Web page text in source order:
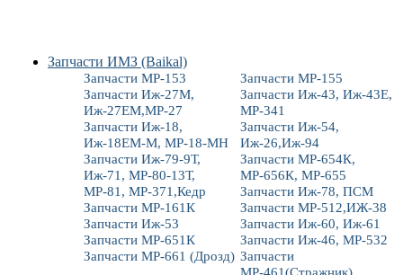
Запчасти ИМЗ (Baikal)
Запчасти МР-153
Запчасти МР-155
Запчасти Иж-27М,
Иж-27ЕМ,МР-27
Запчасти Иж-43, Иж-43Е,
МР-341
Запчасти Иж-18,
Иж-18ЕМ-М, МР-18-МН
Запчасти Иж-54,
Иж-26,Иж-94
Запчасти Иж-79-9Т,
Иж-71, МР-80-13Т,
МР-81, МР-371,Кедр
Запчасти МР-654К,
МР-656К, МР-655
Запчасти Иж-78, ПСМ
Запчасти МР-161К
Запчасти МР-512,ИЖ-38
Запчасти Иж-53
Запчасти Иж-60, Иж-61
Запчасти МР-651К
Запчасти Иж-46, МР-532
Запчасти МР-661 (Дрозд) Запчасти
МР-461(Стражник),